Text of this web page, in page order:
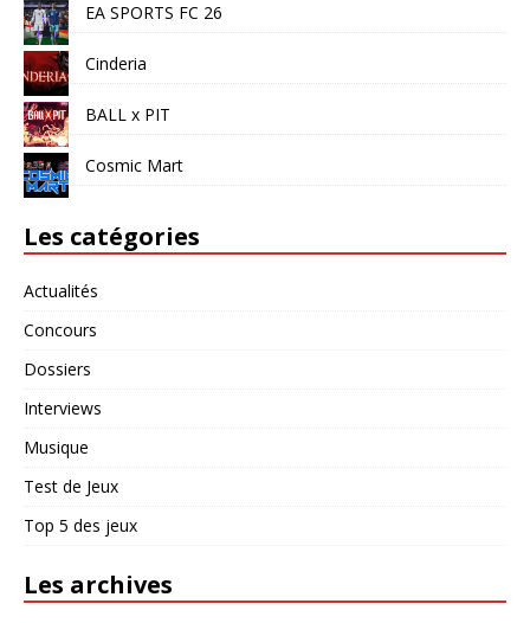
EA SPORTS FC 26
Cinderia
BALL x PIT
Cosmic Mart
Les catégories
Actualités
Concours
Dossiers
Interviews
Musique
Test de Jeux
Top 5 des jeux
Les archives